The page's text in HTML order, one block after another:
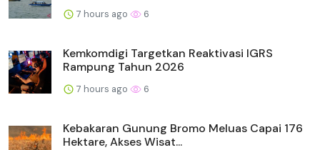
7 hours ago 6
Kemkomdigi Targetkan Reaktivasi IGRS
Rampung Tahun 2026
7 hours ago 6
Kebakaran Gunung Bromo Meluas Capai 176
Hektare, Akses Wisat...